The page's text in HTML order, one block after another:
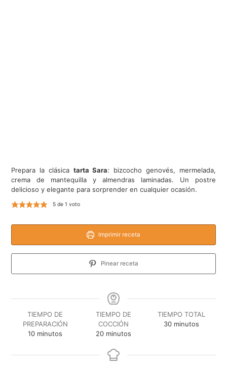
Prepara la clásica tarta Sara: bizcocho genovés, mermelada,
crema de mantequilla y almendras laminadas. Un postre
delicioso y elegante para sorprender en cualquier ocasión.
5de 1 voto
Imprimir receta
Pinear receta
TIEMPO DE
PREPARACIÓN
10minutos
minutos
TIEMPO DE
COCCIÓN
20minutos
minutos
TIEMPO TOTAL
30minutos
minutos